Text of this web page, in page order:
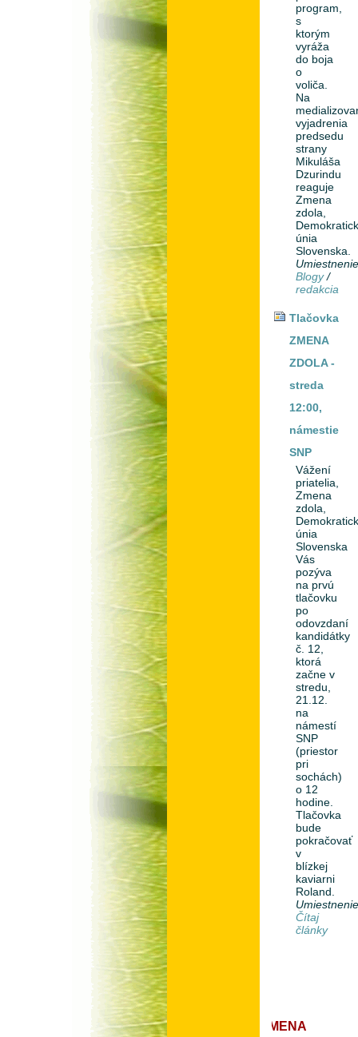
program,
s
ktorým
vyráža
do boja
o
voliča.
Na
vyjadrenia
predsedu
strany
Mikuláša
Dzurindu
reaguje
Zmena
zdola,
únia
Slovenska.
Blogy /
redakcia
Tlačovka
ZMENA
ZDOLA -
streda
12:00,
námestie
SNP
Vážení
priatelia,
Zmena
zdola,
únia
Slovenska
Vás
pozýva
na prvú
tlačovku
po
odovzdaní
kandidátky
č. 12,
ktorá
začne v
stredu,
21.12.
na
námestí
SNP
(priestor
pri
sochách)
o 12
hodine.
Tlačovka
bude
pokračovať
v
blízkej
kaviarni
Roland.
Čítaj
články
ZMENA